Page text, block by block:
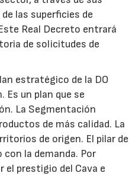
las superficies de
Real Decreto entrará
de solicitudes de
estratégico de la DO
Es un plan que se
La Segmentación
de más calidad. La
de origen. El pilar de
la demanda. Por
el prestigio del Cava e